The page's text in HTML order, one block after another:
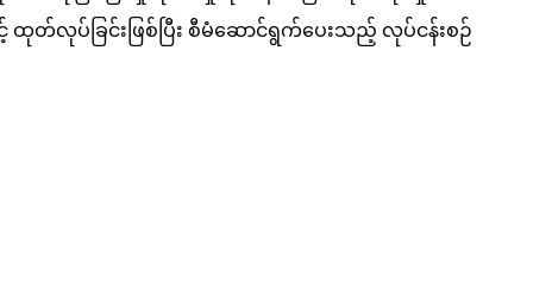
တ်လုပ်ခြင်းဖြစ်ပြီး စီမံဆောင်ရွက်ပေးသည့် လုပ်ငန်းစဉ်